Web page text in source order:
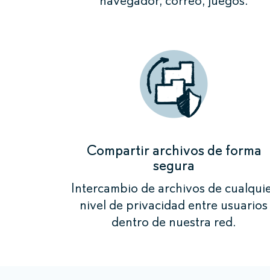
Compartir archivos de forma
segura
Intercambio de archivos de
nivel de privacidad entre usuarios
dentro de nuestra red.